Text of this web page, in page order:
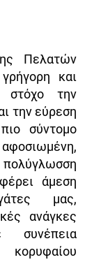
Πελατών
και
στόχο την
την εύρεση
σύντομο
άμεση
μας,
ανάγκες